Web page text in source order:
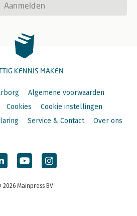
Aanmelden
KENNIS MAKEN
Algemene voorwaarden
Cookies
Cookie instellingen
Service & Contact Over ons
2026 Mainpress BV